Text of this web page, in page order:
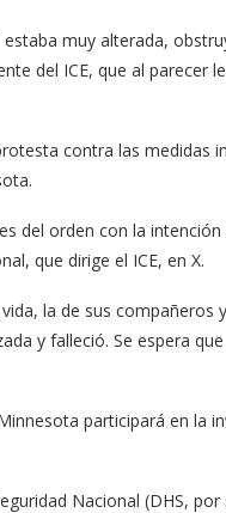
muy alterada,
del ICE, que al parecer
contra las medidas
del orden con la
que dirige el ICE, en X.
la de sus
y falleció. Se espera
participará en
Nacional (DHS,